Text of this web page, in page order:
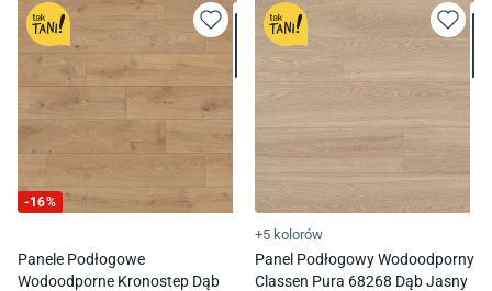
-16%
Panele Podłogowe
Wodoodporne Kronostep Dąb
+5 kolorów
Panel Podłogowy Wodoodporny
Classen Pura 68268 Dąb Jasny